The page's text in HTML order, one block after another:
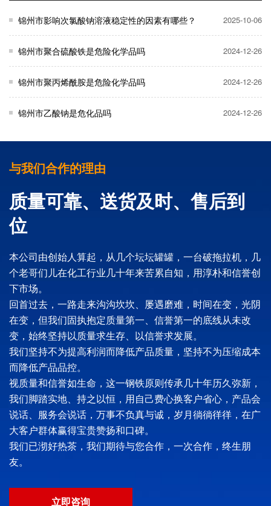
锦州市影响次氯酸钠溶液稳定性的因素有哪些？ 2025-10-06
锦州市聚合硫酸铁是危险化学品吗 2024-12-26
锦州市聚丙烯酰胺是危险化学品吗 2024-12-26
锦州市乙酸钠是危化品吗 2024-12-26
与我们合作的理由
质量可靠、送货及时、售后到
位
本公司由创始人算起，从几个坛坛罐罐，一台破拖拉机，几
个老哥们儿在化工行业几十年来苦累自知，用淳朴和信誉创
下市场。
回首过去，一路走来沟沟坎坎、屡遇磨难，时间在变，光阴
在变，但我们固执抱定质量第一、信誉第一的底线从未改
变，始终坚持以质量求生存、以信誉求发展。
我们坚持不为提高利润而降低产品质量，坚持不为压缩成本
而降低产品品控。
视质量和信誉如生命，这一钢铁原则传承几十年历久弥新，
我们脚踏实地、持之以恒，用自己费心换客户省心，产品会
说话、服务会说话，万事不负真与诚，岁月徜徜徉徉，在广
大客户群体赢得宝贵赞扬和口碑。
我们已沏好热茶，我们期待与您合作，一次合作，终生朋
友。
立即咨询